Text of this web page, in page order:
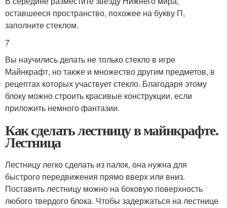
оставшееся пространство, похожее на букву П,
заполните стеклом.
7
Вы научились делать не только стекло в игре
Майнкрафт, но также и множество другим предметов, в
рецептах которых участвует стекло. Благодаря этому
блоку можно строить красивые конструкции, если
приложить немного фантазии.
Как сделать лестницу в майнкрафте.
Лестница
Лестницу легко сделать из палок, она нужна для
быстрого передвижения прямо вверх или вниз.
Поставить лестницу можно на боковую поверхность
любого твердого блока. Чтобы задержаться на лестнице